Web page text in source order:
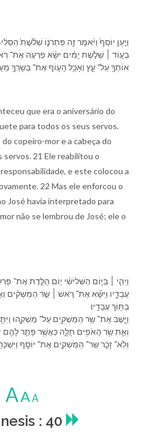
(18) וַ⁠יַּ֤עַן יוֹסֵף֙ וַ⁠יֹּ֔אמֶר זֶ֖ה פִּתְרֹנ֑⁠וֹ שְׁלֹ֨שֶׁת֙
אוֹתְ⁠ךָ֖ עַל־ עֵ֑ץ וְ⁠אָכַ֥ל הָ⁠ע֛וֹף אֶת־ בְּשָׂרְ⁠ךָ֖
que era o aniversário do
para todos os seus servos.
copeiro-mor e a cabeça do
21 Ele reabilitou o
e este colocou a
22 Mas ele enforcou o
José havia interpretado para
não se lembrou de José; ele o
עֲבָדָ֑י⁠ו וַ⁠יִּשָּׂ֞א אֶת־ רֹ֣אשׁ ׀ שַׂ֣ר הַ⁠מַּשְׁקִ֗ים
בְּ⁠ת֥וֹךְ עֲבָדָֽי⁠ו׃
(21) וַ⁠יָּ֛שֶׁב אֶת־ שַׂ֥ר הַ⁠מַּשְׁקִ֖ים עַל־ מַשְׁקֵ֑⁠הוּ
(22) וְ⁠אֵ֛ת שַׂ֥ר הָ⁠אֹפִ֖ים תָּלָ֑ה כַּ⁠אֲשֶׁ֥ר פָּתַ֛ר לָ⁠הֶ֖ם
(23) וְ⁠לֹֽא־ זָכַ֧ר שַֽׂר־ הַ⁠מַּשְׁקִ֛ים אֶת־ יוֹסֵ֖ף
AAA
: 40